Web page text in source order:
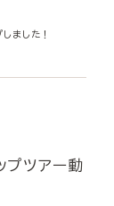
ました！
プツアー動